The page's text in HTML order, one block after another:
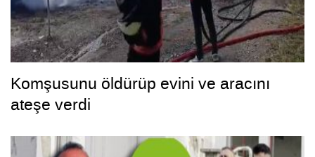
Komşusunu öldürüp evini ve aracını
ateşe verdi